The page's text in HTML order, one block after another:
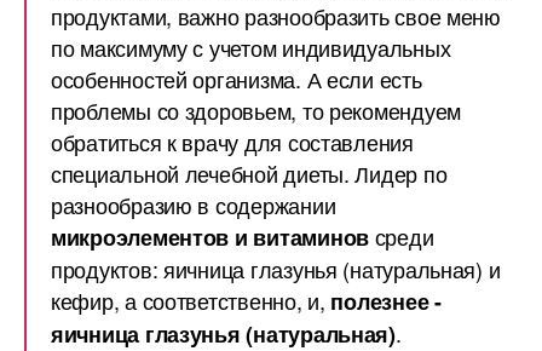
продуктами, важно разнообразить свое меню
по максимуму с учетом индивидуальных
особенностей организма. А если есть
проблемы со здоровьем, то рекомендуем
обратиться к врачу для составления
специальной лечебной диеты. Лидер по
разнообразию в содержании
микроэлементов и витаминовсреди
продуктов: яичница глазунья (натуральная) и
кефир, а соответственно, и, полезнее -
яичница глазунья (натуральная).